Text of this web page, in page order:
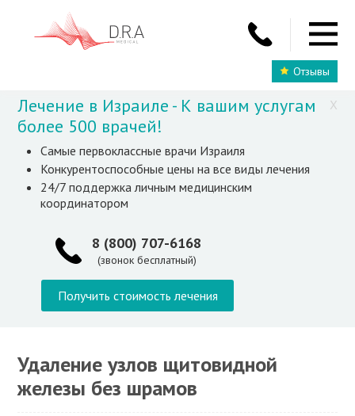
Отзывы
X
Лечение в Израиле - К вашим услугам
более 500 врачей!
Самые первоклассные врачи Израиля
Конкурентоспособные цены на все виды лечения
24/7 поддержка личным медицинским
координатором
8 (800) 707-6168
(звонок бесплатный)
Получить стоимость лечения
Удаление узлов щитовидной
железы без шрамов